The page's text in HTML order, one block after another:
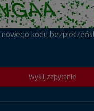
kodu
Wyślij zapytanie